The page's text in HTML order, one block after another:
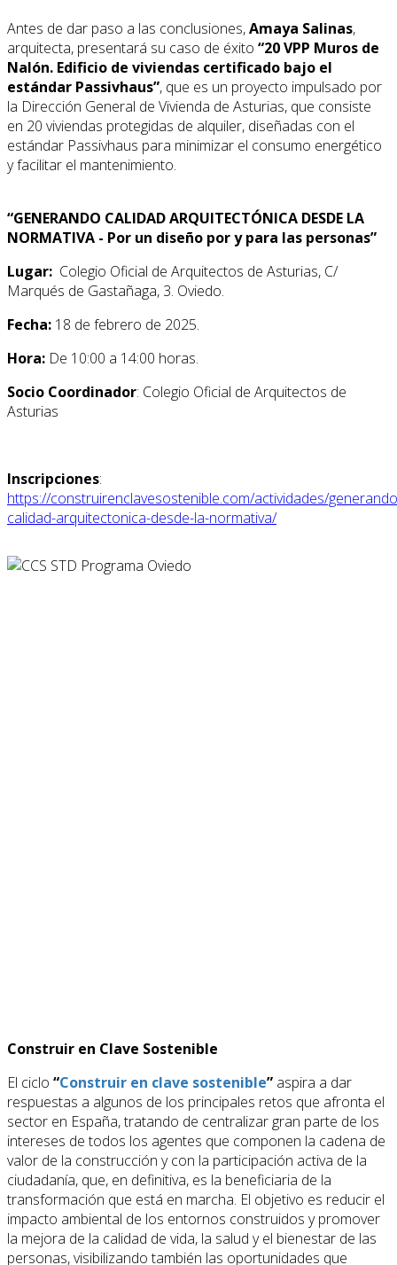
Antes de dar paso a las conclusiones,Amaya Salinas,
arquitecta, presentará su caso de éxito “20 VPP Muros de
Nalón. Edificio de viviendas certificado bajo el
estándar Passivhaus”, que es un proyecto impulsado por
la Dirección General de Vivienda de Asturias, que consiste
en 20 viviendas protegidas de alquiler, diseñadas con el
estándar Passivhaus para minimizar el consumo energético
y facilitar el mantenimiento.
“GENERANDO CALIDAD ARQUITECTÓNICA DESDE LA
NORMATIVA - Por un diseño por y para las personas”
Lugar: Colegio Oficial de Arquitectos de Asturias, C/
Marqués de Gastañaga, 3. Oviedo.
Fecha: 18 de febrero de 2025.
Hora: De 10:00 a 14:00 horas.
Socio Coordinador: Colegio Oficial de Arquitectos de
Asturias
Inscripciones:
https://construirenclavesostenible.com/actividades/
calidad-arquitectonica-desde-la-normativa/
Construir en Clave Sostenible
El ciclo “Construir en clave sostenible” aspira a dar
respuestas a algunos de los principales retos que afronta el
sector en España, tratando de centralizar gran parte de los
intereses de todos los agentes que componen la cadena de
valor de la construcción y con la participación activa de la
ciudadanía, que, en definitiva, es la beneficiaria de la
transformación que está en marcha. El objetivo es reducir el
impacto ambiental de los entornos construidos y promover
la mejora de la calidad de vida, la salud y el bienestar de las
personas, visibilizando también las oportunidades que